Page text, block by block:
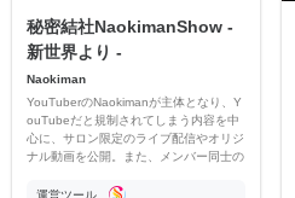
秘密結社NaokimanShow -
新世界より -
Naokiman
YouTuberのNaokimanが主体となり、Y
ouTubeだと規制されてしまう内容を中
心に、サロン限定のライブ配信やオリジ
ナル動画を公開。また、メンバー同士の
ただいています。
運営ツール